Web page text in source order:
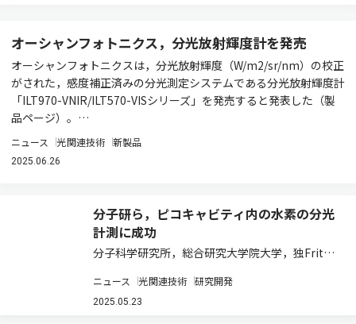
オーシャンフォトニクス，分光放射輝度計を発売
オーシャンフォトニクスは，分光放射輝度（W/m2/sr/nm）の校正
がされた，感度補正済みの分光測定システムである分光放射輝度計
「ILT970-VNIR/ILT570-VISシリーズ」を発売すると発表した（製
品ページ）。…
ニュース 光関連技術 新製品
2025.06.26
分子研ら，ピコキャビティ内の水素の分光
計測に成功
分子科学研究所，総合研究大学院大学，独Fritz
Max Planck Institute for Structure and Dyn…
ニュース 光関連技術 研究開発
2025.05.23